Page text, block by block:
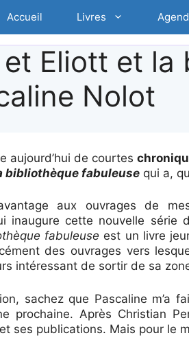
Accueil Livres
Eliott et la
Nolot
aujourd’hui de courtes
bibliothèque fabuleuse qui a,
aux ouvrages de
inaugure cette nouvelle série
fabuleuse est un livre
des ouvrages vers
intéressant de sortir de sa
sachez que Pascaline m’a
prochaine. Après Christian
ses publications. Mais pour le